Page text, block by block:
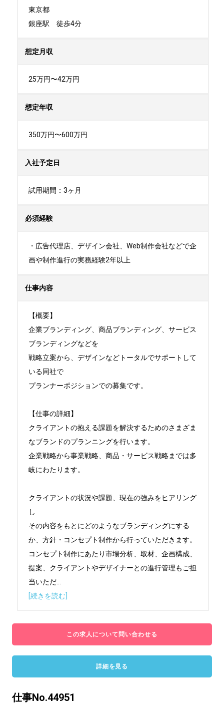
東京都
銀座駅　徒歩4分
想定月収
25万円〜42万円
想定年収
350万円〜600万円
入社予定日
試用期間：3ヶ月
必須経験
・広告代理店、デザイン会社、Web制作会社などで企
画や制作進行の実務経験2年以上
仕事内容
【概要】
企業ブランディング、商品ブランディング、サービス
ブランディングなどを
戦略立案から、デザインなどトータルでサポートして
いる同社で
プランナーポジションでの募集です。
【仕事の詳細】
クライアントの抱える課題を解決するためのさまざま
なブランドのプランニングを行います。
企業戦略から事業戦略、商品・サービス戦略までは多
岐にわたります。
クライアントの状況や課題、現在の強みをヒアリング
し
その内容をもとにどのようなブランディングにする
か、方針・コンセプト制作から行っていただきます。
コンセプト制作にあたり市場分析、取材、企画構成、
提案、クライアントやデザイナーとの進行管理もご担
当いただ
[続きを読む]
この求人について問い合わせる
詳細を見る
仕事No.44951